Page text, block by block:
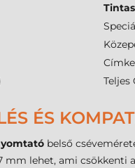
Teljes
ÉS
belső
mm lehet, ami csökkenti